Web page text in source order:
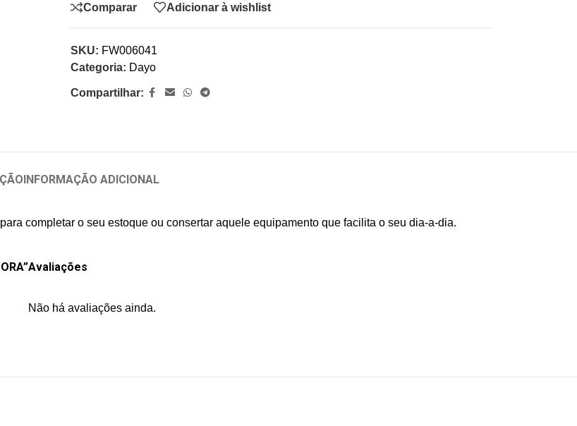
Comparar Adicionar à wishlist
SKU: FW006041
Categoria: Dayo
Compartilhar:
INFORMAÇÃO ADICIONAL
completar o seu estoque ou consertar aquele equipamento que facilita o seu dia-a-dia.
Avaliações
Não há avaliações ainda.